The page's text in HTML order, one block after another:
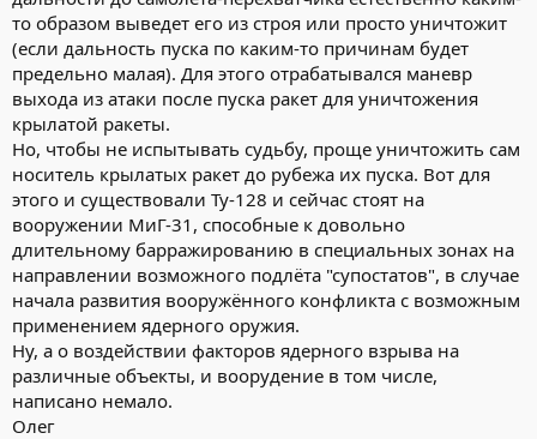
то образом выведет его из строя или просто уничтожит
(если дальность пуска по каким-то причинам будет
предельно малая). Для этого отрабатывался маневр
выхода из атаки после пуска ракет для уничтожения
крылатой ракеты.
Но, чтобы не испытывать судьбу, проще уничтожить сам
носитель крылатых ракет до рубежа их пуска. Вот для
этого и существовали Ту-128 и сейчас стоят на
вооружении МиГ-31, способные к довольно
длительному барражированию в специальных зонах на
направлении возможного подлёта "супостатов", в случае
начала развития вооружённого конфликта с возможным
применением ядерного оружия.
Ну, а о воздействии факторов ядерного взрыва на
различные объекты, и воорудение в том числе,
написано немало.
Олег